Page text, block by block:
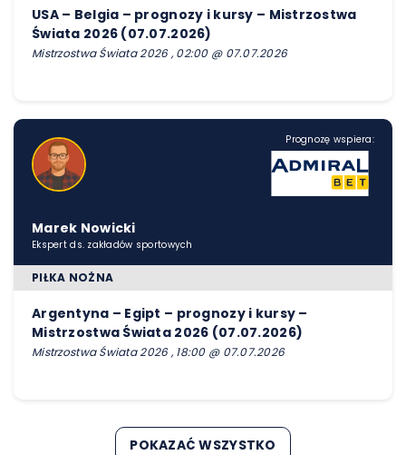
USA – Belgia – prognozy i kursy – Mistrzostwa
Świata 2026 (07.07.2026)
Mistrzostwa Świata 2026 , 02:00 @ 07.07.2026
Prognozę wspiera:
Marek Nowicki
Ekspert ds. zakładów sportowych
PIŁKA NOŻNA
Argentyna – Egipt – prognozy i kursy –
Mistrzostwa Świata 2026 (07.07.2026)
Mistrzostwa Świata 2026 , 18:00 @ 07.07.2026
POKAZAĆ WSZYSTKO